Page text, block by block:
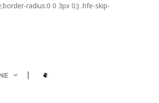
radius:0 0 3px 0;} .hfe-skip-